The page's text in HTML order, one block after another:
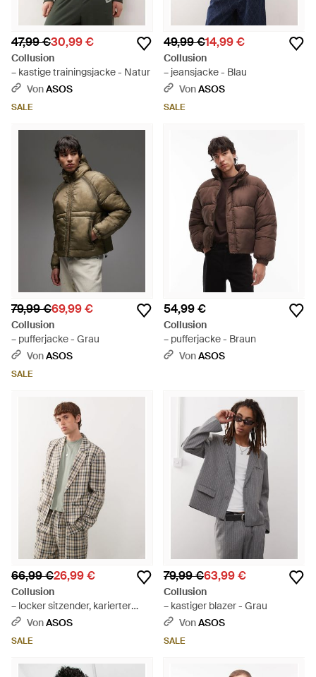
47,99 €30,99 €
Collusion
– kastige trainingsjacke - Natur
VonASOS
SALE
49,99 €14,99 €
Collusion
– jeansjacke - Blau
VonASOS
SALE
79,99 €69,99 €
Collusion
– pufferjacke - Grau
VonASOS
SALE
54,99 €
Collusion
– pufferjacke - Braun
VonASOS
66,99 €26,99 €
Collusion
– locker sitzender, karierter
blazer im 90er-jahre-stil,
VonASOS
SALE
79,99 €63,99 €
Collusion
– kastiger blazer - Grau
VonASOS
SALE